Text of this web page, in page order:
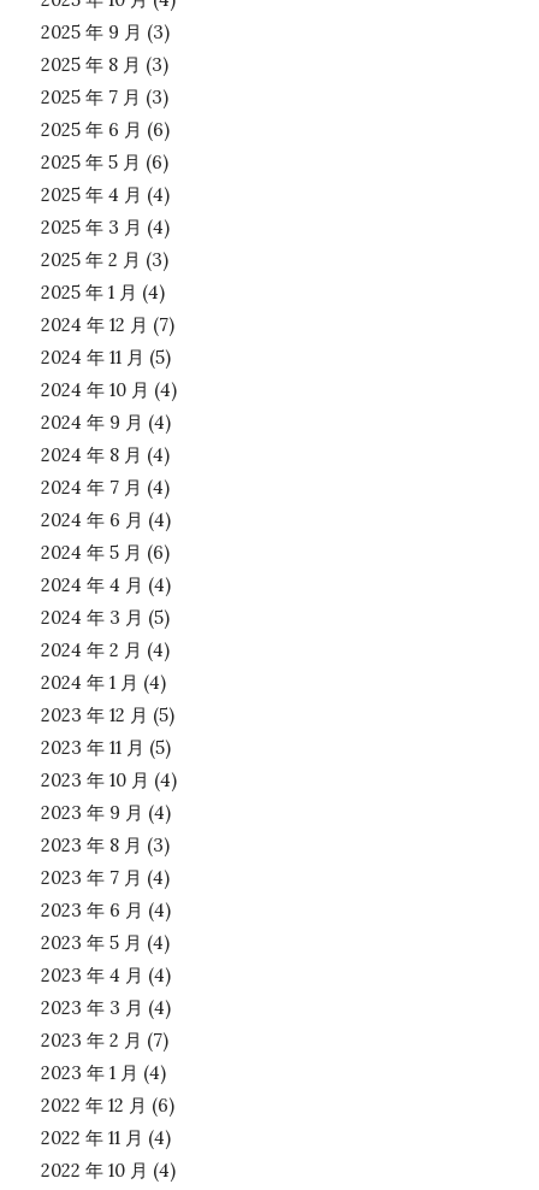
2025 年 9 月 (3)
2025 年 8 月 (3)
2025 年 7 月 (3)
2025 年 6 月 (6)
2025 年 5 月 (6)
2025 年 4 月 (4)
2025 年 3 月 (4)
2025 年 2 月 (3)
2025 年 1 月 (4)
2024 年 12 月 (7)
2024 年 11 月 (5)
2024 年 10 月 (4)
2024 年 9 月 (4)
2024 年 8 月 (4)
2024 年 7 月 (4)
2024 年 6 月 (4)
2024 年 5 月 (6)
2024 年 4 月 (4)
2024 年 3 月 (5)
2024 年 2 月 (4)
2024 年 1 月 (4)
2023 年 12 月 (5)
2023 年 11 月 (5)
2023 年 10 月 (4)
2023 年 9 月 (4)
2023 年 8 月 (3)
2023 年 7 月 (4)
2023 年 6 月 (4)
2023 年 5 月 (4)
2023 年 4 月 (4)
2023 年 3 月 (4)
2023 年 2 月 (7)
2023 年 1 月 (4)
2022 年 12 月 (6)
2022 年 11 月 (4)
2022 年 10 月 (4)